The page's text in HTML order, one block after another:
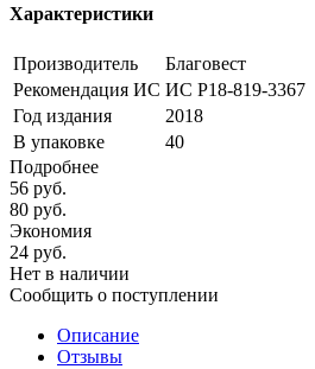
Характеристики
Производитель
Благовест
Рекомендация ИС ИС Р18-819-3367
Год издания
2018
В упаковке
40
Подробнее
56 руб.
80 руб.
Экономия
24 руб.
Нет в наличии
Сообщить о поступлении
Описание
Отзывы